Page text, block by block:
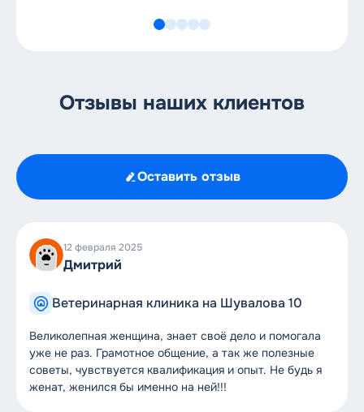
Отзывы наших клиентов
Оставить отзыв
12 февраля 2025
Дмитрий
Ветеринарная клиника на Шувалова 10
Великолепная женщина, знает своё дело и помогала
уже не раз. Грамотное общение, а так же полезные
советы, чувствуется квалификация и опыт. Не будь я
женат, женился бы именно на ней!!!